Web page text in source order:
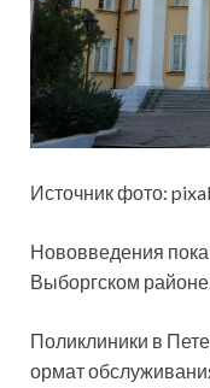
Источник фото:
Нововведения
Выборгском
Поликлиники в
ормат